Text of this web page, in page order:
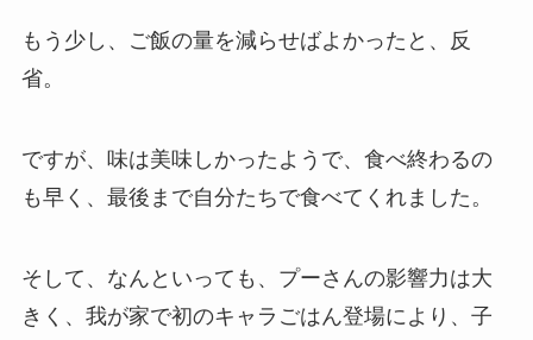
もう少し、ご飯の量を減らせばよかったと、反
省。
ですが、味は美味しかったようで、食べ終わるの
も早く、最後まで自分たちで食べてくれました。
そして、なんといっても、プーさんの影響力は大
きく、我が家で初のキャラごはん登場により、子